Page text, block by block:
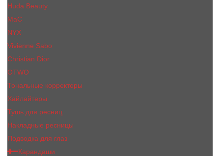
Huda Beauty
МаС
NYX
Vivienne Sabo
Сhristiаn Diоr
OTWO
Тональные корректоры
Хайлайтеры
Тушь для ресниц
Накладные ресницы
Подводка для глаз
Карандаши